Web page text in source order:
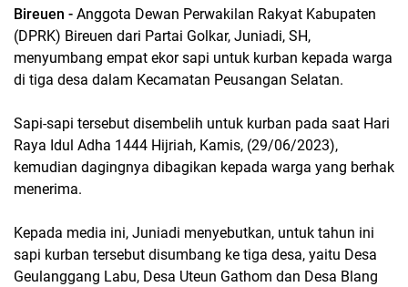
Bireuen - Anggota Dewan Perwakilan Rakyat Kabupaten
(DPRK) Bireuen dari Partai Golkar, Juniadi, SH,
menyumbang empat ekor sapi untuk kurban kepada warga
di tiga desa dalam Kecamatan Peusangan Selatan.
Sapi-sapi tersebut disembelih untuk kurban pada saat Hari
Raya Idul Adha 1444 Hijriah, Kamis, (29/06/2023),
kemudian dagingnya dibagikan kepada warga yang berhak
menerima.
Kepada media ini, Juniadi menyebutkan, untuk tahun ini
sapi kurban tersebut disumbang ke tiga desa, yaitu Desa
Geulanggang Labu, Desa Uteun Gathom dan Desa Blang